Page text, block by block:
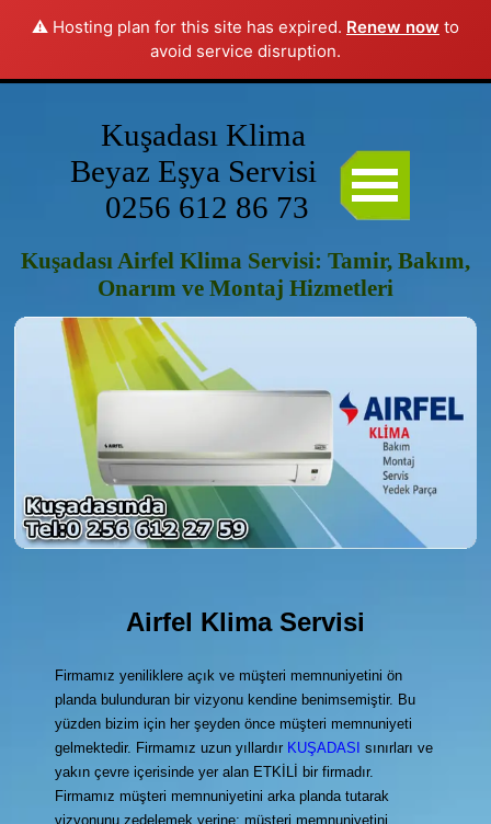
ilkeleri okuyun. Kabul ediyorum
⚠️ Hosting plan for this site has expired. Renew now to
avoid service disruption.
Kuşadası Klima
Beyaz Eşya Servisi
0256 612 86 73
Kuşadası Airfel Klima Servisi: Tamir, Bakım,
Onarım ve Montaj Hizmetleri
Airfel Klima Servisi
Firmamız yeniliklere açık ve müşteri memnuniyetini ön
planda bulunduran bir vizyonu kendine benimsemiştir. Bu
yüzden bizim için her şeyden önce müşteri memnuniyeti
gelmektedir. Firmamız uzun yıllardır KUŞADASI sınırları ve
yakın çevre içerisinde yer alan ETKİLİ bir firmadır.
Firmamız müşteri memnuniyetini arka planda tutarak
vizyonunu zedelemek yerine; müşteri memnuniyetini